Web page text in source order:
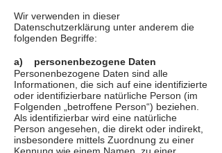
Wir verwenden in dieser
Datenschutzerklärung unter anderem die
folgenden Begriffe:
a) personenbezogene Daten
Personenbezogene Daten sind alle
Informationen, die sich auf eine identifizierte
oder identifizierbare natürliche Person (im
Folgenden „betroffene Person“) beziehen.
Als identifizierbar wird eine natürliche
Person angesehen, die direkt oder indirekt,
insbesondere mittels Zuordnung zu einer